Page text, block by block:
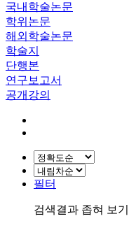
국내학술논문
학위논문
해외학술논문
학술지
단행본
연구보고서
공개강의
필터
검색결과 좁혀 보기